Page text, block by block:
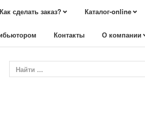
Как сделать заказ? Каталог-online
Контакты О компании